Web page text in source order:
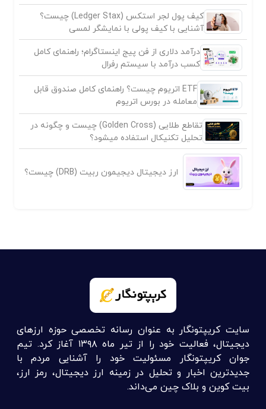
کیف پول لجر استکس (Ledger Stax) چیست؟
آشنایی با کیف پولی با نمایشگر لمسی
درآمد دلاری از فن پیج اینستاگرام؛ راهنمای کامل
کسب درآمد با سیستم رفرال
ETF اتریوم چیست؟ راهنمای کامل صندوق قابل
معامله در بورس اتریوم
تقاطع طلایی (Golden Cross) چیست و چگونه در
تحلیل تکنیکال استفاده میشود؟
ارز دیجیتال دیجیمون ربیت (DRB) چیست؟
سایت کریپتونگار به عنوان رسانه تخصصی حوزه ارزهای
دیجیتال، فعالیت خود را از تیر ماه ۱۳۹۸ آغاز کرد. تیم
جوان کریپتونگار مسئولیت خود را آشنایی مردم با
جدیدترین اخبار و تحلیل در زمینه ارز دیجیتال، رمز ارز،
بیت کوین و بلاک چین می‌داند.